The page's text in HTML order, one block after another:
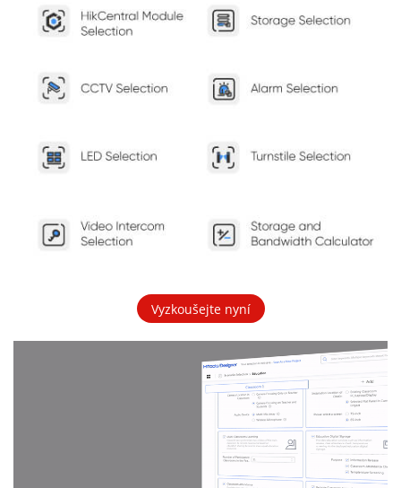
Vyzkoušejte nyní